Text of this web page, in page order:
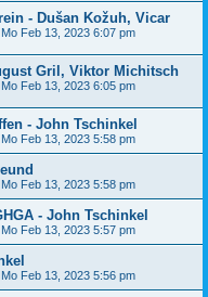
- Dušan Kožuh, Vicar
Mo Feb 13, 2023 6:07 pm
Gril, Viktor Michitsch
Mo Feb 13, 2023 6:05 pm
- John Tschinkel
Mo Feb 13, 2023 5:58 pm
Mo Feb 13, 2023 5:58 pm
- John Tschinkel
Mo Feb 13, 2023 5:57 pm
Mo Feb 13, 2023 5:56 pm